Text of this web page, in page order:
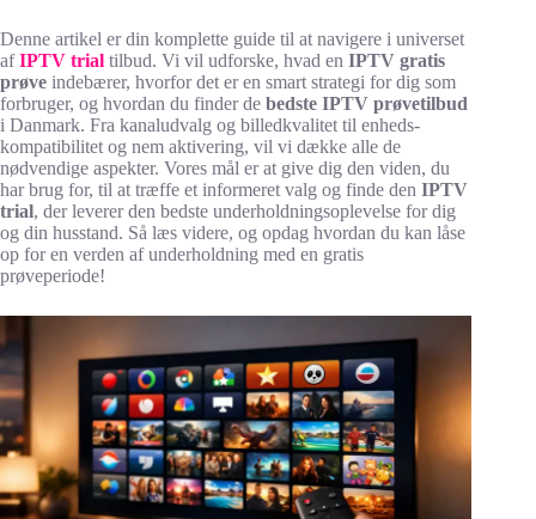
Denne artikel er din komplette guide til at navigere i universet
af IPTV trial tilbud. Vi vil udforske, hvad en IPTV gratis
prøve indebærer, hvorfor det er en smart strategi for dig som
forbruger, og hvordan du finder de bedste IPTV prøvetilbud
i Danmark. Fra kanaludvalg og billedkvalitet til enheds-
kompatibilitet og nem aktivering, vil vi dække alle de
nødvendige aspekter. Vores mål er at give dig den viden, du
har brug for, til at træffe et informeret valg og finde den IPTV
trial, der leverer den bedste underholdningsoplevelse for dig
og din husstand. Så læs videre, og opdag hvordan du kan låse
op for en verden af underholdning med en gratis
prøveperiode!